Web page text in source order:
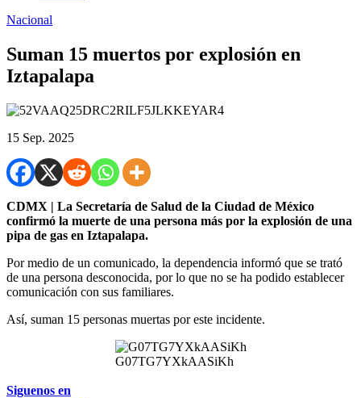
Nacional
Suman 15 muertos por explosión en
Iztapalapa
15 Sep. 2025
CDMX | La Secretaría de Salud de la Ciudad de México
confirmó la muerte de una persona más por la explosión de una
pipa de gas en Iztapalapa.
Por medio de un comunicado, la dependencia informó que se trató
de una persona desconocida, por lo que no se ha podido establecer
comunicación con sus familiares.
Así, suman 15 personas muertas por este incidente.
G07TG7YXkAASiKh
Siguenos en